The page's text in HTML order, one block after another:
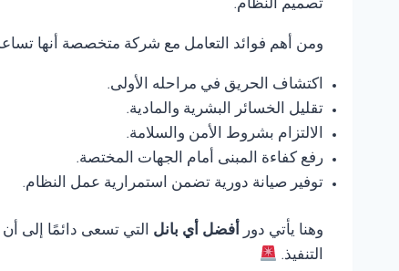
تصميم النظام.
ومن أهم فوائد التعامل مع شركة متخصصة أنها
اكتشاف الحريق في مراحله الأولى.
تقليل الخسائر البشرية والمادية.
الالتزام بشروط الأمن والسلامة.
رفع كفاءة المبنى أمام الجهات المختصة.
توفير صيانة دورية تضمن استمرارية عمل النظام.
وهنا يأتي دور أفضل أي بانل التي تسعى دائمًا إلى
التنفيذ.